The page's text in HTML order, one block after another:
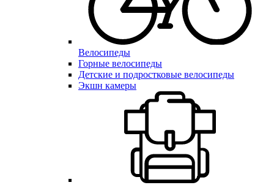
Велосипеды
Горные велосипеды
Детские и подростковые велосипеды
Экшн камеры